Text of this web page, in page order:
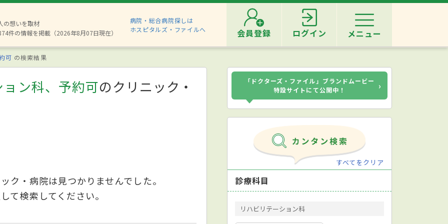
の想いを取材
件の情報を掲載（2026年8月07日現在）
病院・総合病院探しは
ホスピタルズ・ファイルへ
会員登録 ログイン メニュー
可 の検索結果
ン科、予約可のクリニック・
ク・病院は見つかりませんでした。
て検索してください。
「ドクターズ・ファイル」ブランドムービー
特設サイトにて公開中！
›
すべてをクリア
診療科目
リハビリテーション科